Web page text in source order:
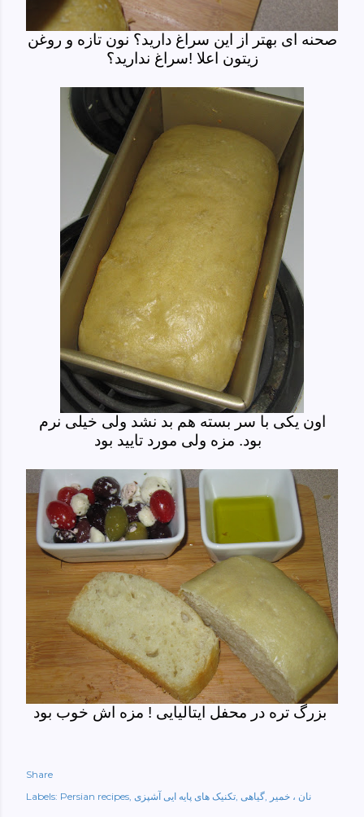
صحنه ای بهتر از این سراغ دارید؟ نون تازه و روغن
زیتون اعلا !سراغ ندارید؟
اون یکی با سر بسته هم بد نشد ولی خیلی نرم
Share
Labels: Persian recipes تکنیک های پایه ایی آشپزی گیاهی نان ، خمیر